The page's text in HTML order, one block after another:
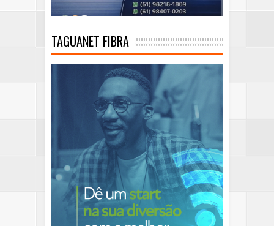
TAGUANET FIBRA